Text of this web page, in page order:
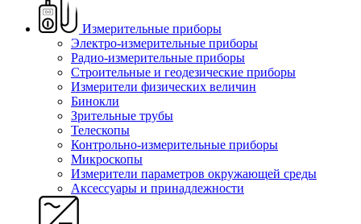
Измерительные приборы
Электро-измерительные приборы
Радио-измерительные приборы
Строительные и геодезические приборы
Измерители физических величин
Бинокли
Зрительные трубы
Телескопы
Контрольно-измерительные приборы
Микроскопы
Измерители параметров окружающей среды
Аксессуары и принадлежности